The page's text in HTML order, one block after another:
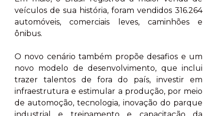
veículos de sua história, foram vendidos 316.264
automóveis, comerciais leves, caminhões e
ônibus.
O novo cenário também propõe desafios e um
novo modelo de desenvolvimento, que inclui
trazer talentos de fora do país, investir em
infraestrutura e estimular a produção, por meio
de automoção, tecnologia, inovação do parque